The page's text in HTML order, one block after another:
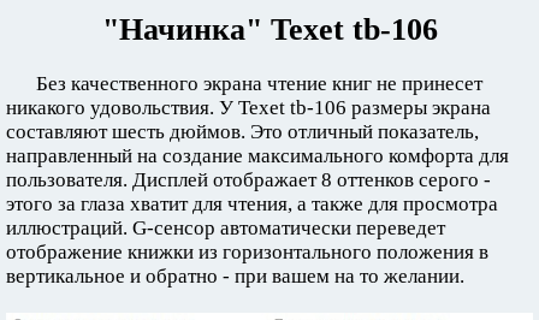
"Начинка" Texet tb-106
Без качественного экрана чтение книг не принесет
никакого удовольствия. У Texet tb-106 размеры экрана
составляют шесть дюймов. Это отличный показатель,
направленный на создание максимального комфорта для
пользователя. Дисплей отображает 8 оттенков серого -
этого за глаза хватит для чтения, а также для просмотра
иллюстраций. G-сенсор автоматически переведет
отображение книжки из горизонтального положения в
вертикальное и обратно - при вашем на то желании.